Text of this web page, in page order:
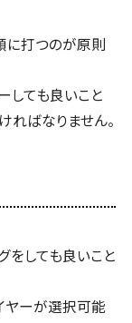
に打つのが原則
しても良いこと
ればなりません。
をしても良いこと
ヤーが選択可能